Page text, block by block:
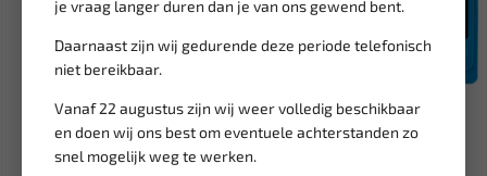
je vraag langer duren dan je van ons gewend bent.
Daarnaast zijn wij gedurende deze periode telefonisch
niet bereikbaar.
Vanaf 22 augustus zijn wij weer volledig beschikbaar
en doen wij ons best om eventuele achterstanden zo
snel mogelijk weg te werken.
Leverbaar
ECO-LINE DUCT TAPE ZWART
Leverbaar